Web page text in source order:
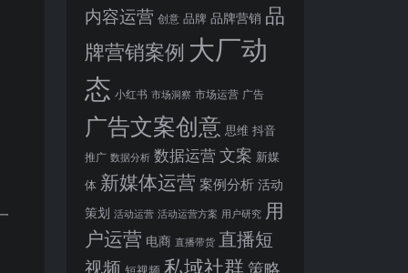
内容运营 创意 品牌 品牌营销 品
牌营销案例 大厂动
态 小红书 市场洞察 市场运营 广告
广告文案创意 思维 抖音
推广 数据分析 数据运营 文案 新媒
体 新媒体运营 案例分析 活动
策划 活动运营 活动运营方案 用户研究 用
户运营 电商 直播带货 直播短
视频
私域社群 策略